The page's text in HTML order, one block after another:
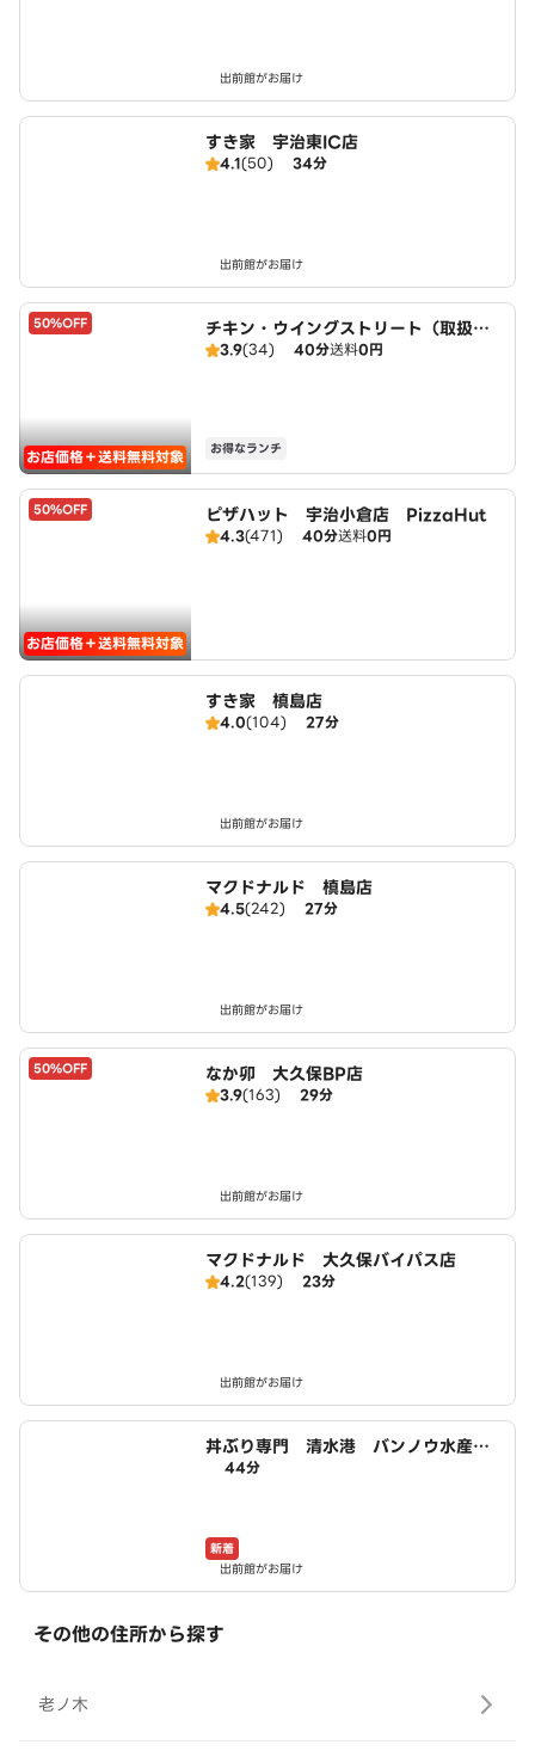
出前館がお届け
すき家 宇治東IC店
4.1(50) 34分
出前館がお届け
50%OFF
お店価格＋送料無料対象
チキン・ウイングストリート（取扱：
ピザハット宇治小倉店）
3.9(34) 40分送料0円
お得なランチ
50%OFF
お店価格＋送料無料対象
ピザハット 宇治小倉店 PizzaHut
4.3(471) 40分送料0円
すき家 槙島店
4.0(104) 27分
出前館がお届け
マクドナルド 槙島店
4.5(242) 27分
出前館がお届け
50%OFF なか卯 大久保BP店
3.9(163) 29分
出前館がお届け
マクドナルド 大久保バイパス店
4.2(139) 23分
出前館がお届け
丼ぶり専門 清水港 バンノウ水産
宇治店
44分
新着
出前館がお届け
その他の住所から探す
老ノ木